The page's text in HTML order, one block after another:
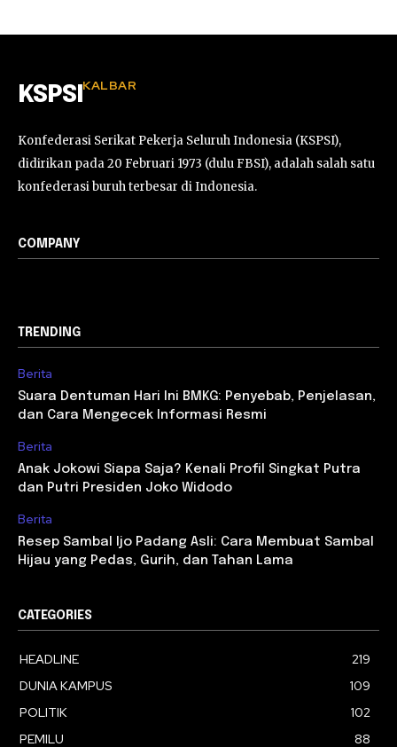
KSPSI KALBAR
Konfederasi Serikat Pekerja Seluruh Indonesia (KSPSI),
didirikan pada 20 Februari 1973 (dulu FBSI), adalah salah satu
konfederasi buruh terbesar di Indonesia.
COMPANY
TRENDING
Berita
Suara Dentuman Hari Ini BMKG: Penyebab, Penjelasan,
dan Cara Mengecek Informasi Resmi
Berita
Anak Jokowi Siapa Saja? Kenali Profil Singkat Putra
dan Putri Presiden Joko Widodo
Berita
Resep Sambal Ijo Padang Asli: Cara Membuat Sambal
Hijau yang Pedas, Gurih, dan Tahan Lama
CATEGORIES
HEADLINE
219
DUNIA KAMPUS
109
POLITIK
102
PEMILU
88